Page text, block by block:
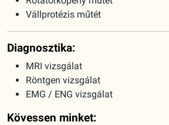
Vállprotézis műtét
Diagnosztika:
MRI vizsgálat
Röntgen vizsgálat
EMG / ENG vizsgálat
Kövessen minket: